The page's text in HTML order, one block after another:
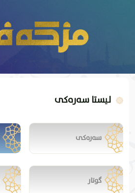
لیستا سەرەکی
سەرەکی
گوتار